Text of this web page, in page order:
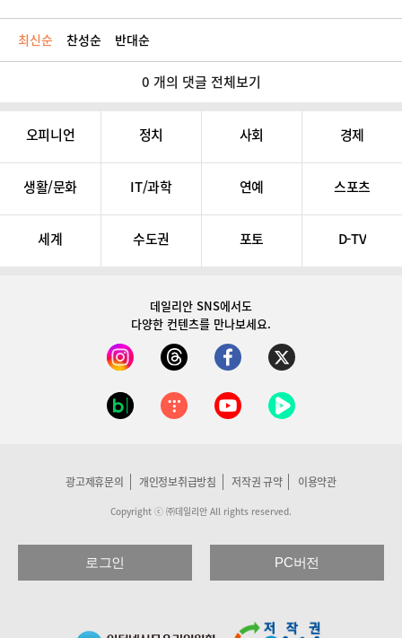
최신순 찬성순 반대순
0 개의 댓글 전체보기
오피니언 정치 사회 경제
생활/문화 IT/과학 연예 스포츠
세계 수도권 포토 D-TV
데일리안 SNS에서도
다양한 컨텐츠를 만나보세요.
광고제휴문의 개인정보취급방침 저작권 규약 이용약관
Copyright ⓒ ㈜데일리안 All rights reserved.
로그인 PC버전